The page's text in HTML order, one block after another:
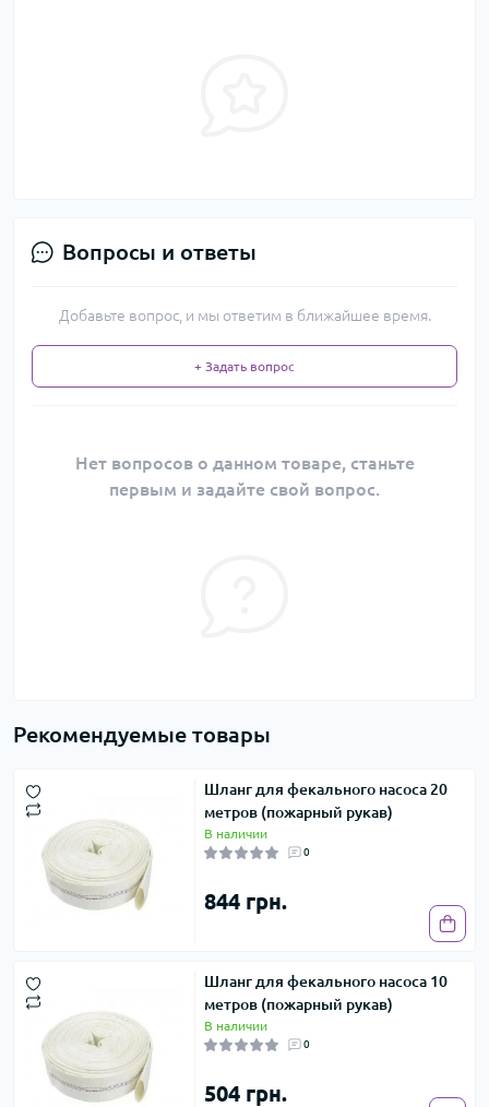
Вопросы и ответы
Добавьте вопрос, и мы ответим в ближайшее время.
+ Задать вопрос
Нет вопросов о данном товаре, станьте
первым и задайте свой вопрос.
Рекомендуемые товары
Шланг для фекального насоса 20
метров (пожарный рукав)
В наличии
0
844 грн.
Шланг для фекального насоса 10
метров (пожарный рукав)
В наличии
0
504 грн.